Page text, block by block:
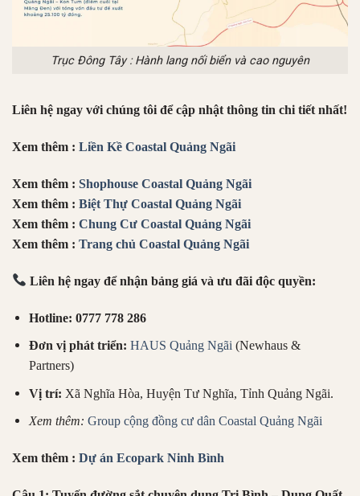
Trục Đông Tây : Hành lang nối biển và cao nguyên
Liên hệ ngay với chúng tôi để cập nhật thông tin chi tiết nhất!
Xem thêm : Liền Kề Coastal Quảng Ngãi
Xem thêm : Shophouse Coastal Quảng Ngãi
Xem thêm : Biệt Thự Coastal Quảng Ngãi
Xem thêm : Chung Cư Coastal Quảng Ngãi
Xem thêm : Trang chủ Coastal Quảng Ngãi
Liên hệ ngay để nhận bảng giá và ưu đãi độc quyền:
Hotline: 0777 778 286
Đơn vị phát triển: HAUS Quảng Ngãi (Newhaus &
Partners)
Vị trí: Xã Nghĩa Hòa, Huyện Tư Nghĩa, Tỉnh Quảng Ngãi.
Xem thêm: Group cộng đồng cư dân Coastal Quảng Ngãi
Xem thêm : Dự án Ecopark Ninh Bình